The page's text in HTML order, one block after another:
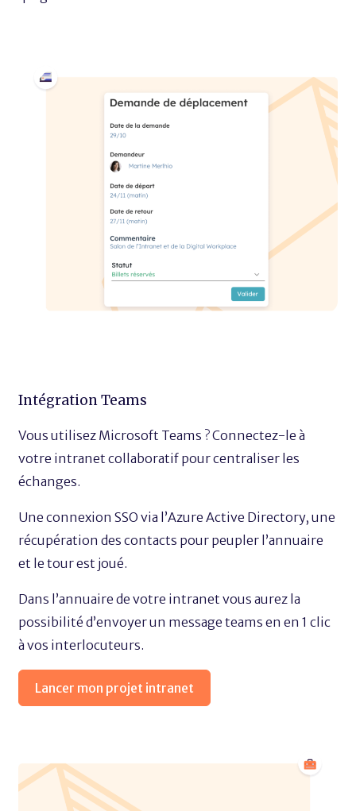
Intégration Teams
Vous utilisez Microsoft Teams ? Connectez-le à
votre intranet collaboratif pour centraliser les
échanges.
Une connexion SSO via l’Azure Active Directory, une
récupération des contacts pour peupler l’annuaire
et le tour est joué.
Dans l’annuaire de votre intranet vous aurez la
possibilité d’envoyer un message teams en en 1 clic
à vos interlocuteurs.
Lancer mon projet intranet